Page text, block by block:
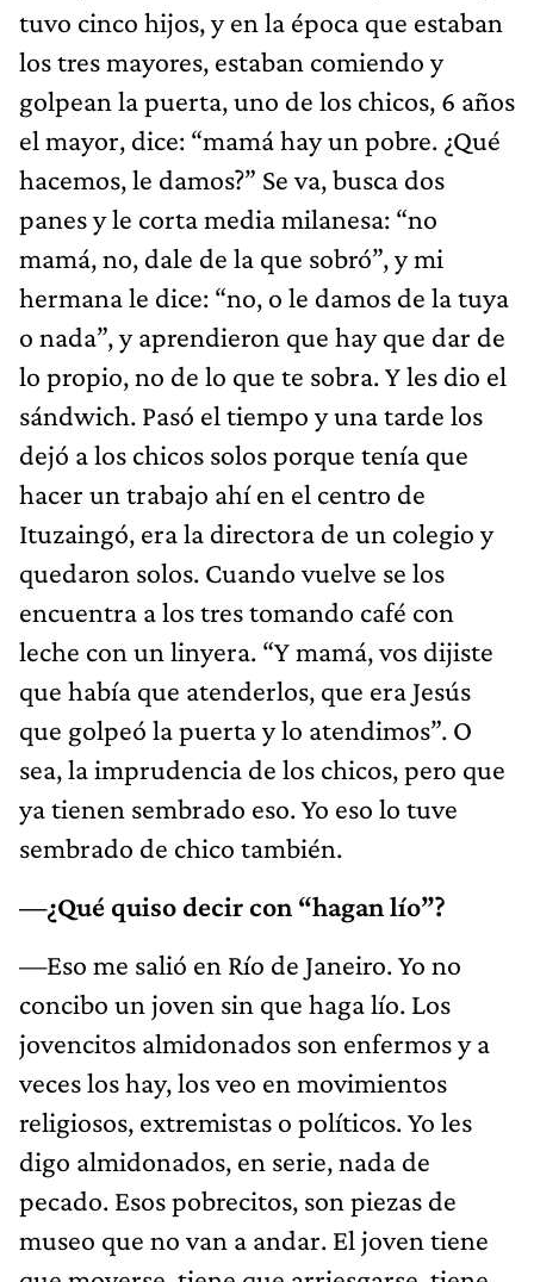
tuvo cinco hijos, y en la época que estaban
los tres mayores, estaban comiendo y
golpean la puerta, uno de los chicos, 6 años
el mayor, dice: “mamá hay un pobre. ¿Qué
hacemos, le damos?” Se va, busca dos
panes y le corta media milanesa: “no
mamá, no, dale de la que sobró”, y mi
hermana le dice: “no, o le damos de la tuya
o nada”, y aprendieron que hay que dar de
lo propio, no de lo que te sobra. Y les dio el
sándwich. Pasó el tiempo y una tarde los
dejó a los chicos solos porque tenía que
hacer un trabajo ahí en el centro de
Ituzaingó, era la directora de un colegio y
quedaron solos. Cuando vuelve se los
encuentra a los tres tomando café con
leche con un linyera. “Y mamá, vos dijiste
que había que atenderlos, que era Jesús
que golpeó la puerta y lo atendimos”. O
sea, la imprudencia de los chicos, pero que
ya tienen sembrado eso. Yo eso lo tuve
sembrado de chico también.
—¿Qué quiso decir con “hagan lío”?
—Eso me salió en Río de Janeiro. Yo no
concibo un joven sin que haga lío. Los
jovencitos almidonados son enfermos y a
veces los hay, los veo en movimientos
religiosos, extremistas o políticos. Yo les
digo almidonados, en serie, nada de
pecado. Esos pobrecitos, son piezas de
museo que no van a andar. El joven tiene